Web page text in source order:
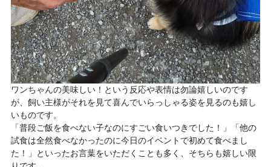
ワンちゃんの美味しい！という反応や表情は勿論嬉しいのです
が、飼い主様がそれを見て喜んでいらっしゃる姿を見るのも嬉し
いものです。
「普段ご飯を食べない子なのにすごい食いつきでした！」「他の
試食は全然食べなかったのに今日のイベントで初めて食べまし
た！」といったお言葉をいただくことも多く、そちらも嬉しい限